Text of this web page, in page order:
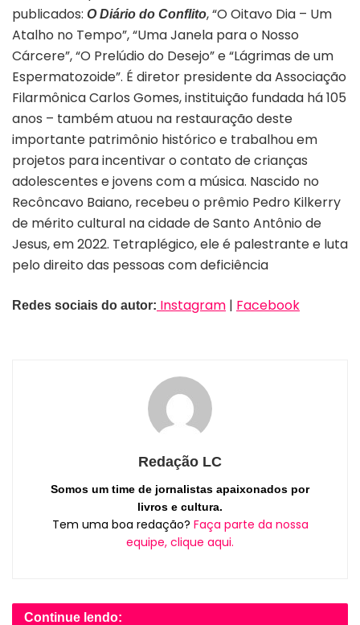
publicados: O Diário do Conflito, “O Oitavo Dia – Um
Atalho no Tempo”, “Uma Janela para o Nosso
Cárcere”, “O Prelúdio do Desejo” e “Lágrimas de um
Espermatozoide”. É diretor presidente da Associação
Filarmônica Carlos Gomes, instituição fundada há 105
anos – também atuou na restauração deste
importante patrimônio histórico e trabalhou em
projetos para incentivar o contato de crianças
adolescentes e jovens com a música. Nascido no
Recôncavo Baiano, recebeu o prêmio Pedro Kilkerry
de mérito cultural na cidade de Santo Antônio de
Jesus, em 2022. Tetraplégico, ele é palestrante e luta
pelo direito das pessoas com deficiência
Redes sociais do autor: Instagram | Facebook
Redação LC
Somos um time de jornalistas apaixonados por
livros e cultura.
Tem uma boa redação? Faça parte da nossa
equipe, clique aqui.
Continue lendo: